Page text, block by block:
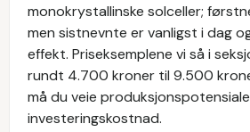
monokrystallinske solceller;
men sistnevnte er vanligst i dag
effekt. Priseksemplene vi så i
rundt 4.700 kroner til 9.500
må du veie
investeringskostnad.